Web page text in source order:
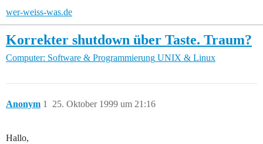
wer-weiss-was.de
Korrekter shutdown über Taste. Traum?
Computer: Software & Programmierung UNIX & Linux
Anonym 25. Oktober 1999 um 21:16
1
Hallo,